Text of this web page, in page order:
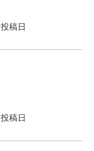
投稿日
投稿日